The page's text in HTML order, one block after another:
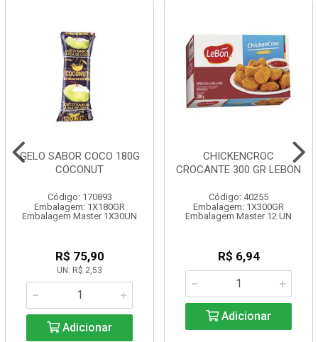
GELO SABOR COCO 180G
COCONUT
Código: 170893
Embalagem: 1X180GR
Embalagem Master 1X30UN
R$ 75,90
UN: R$ 2,53
Adicionar
CHICKENCROC
CROCANTE 300 GR LEBON
Código: 40255
Embalagem: 1X300GR
Embalagem Master 12 UN
R$ 6,94
Adicionar